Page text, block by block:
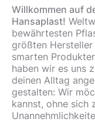
Willkommen auf
Hansaplast!
bewährtesten
größten
smarten
haben wir es uns
deinen Alltag
gestalten: Wir
kannst, ohne sich